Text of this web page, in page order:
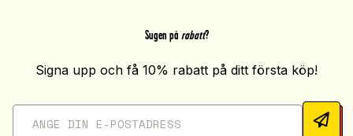
Sugen på rabatt?
Signa upp och få 10% rabatt på ditt första köp!